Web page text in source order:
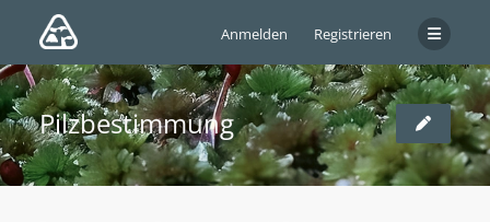
Anmelden Registrieren
Pilzbestimmung